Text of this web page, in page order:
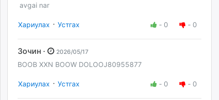
avgai nar
Хариулах · Устгах - 0 - 0
Зочин · 2026/05/17
BOOB XXN BOOW DOLOOJ80955877
Хариулах · Устгах - 0 - 0